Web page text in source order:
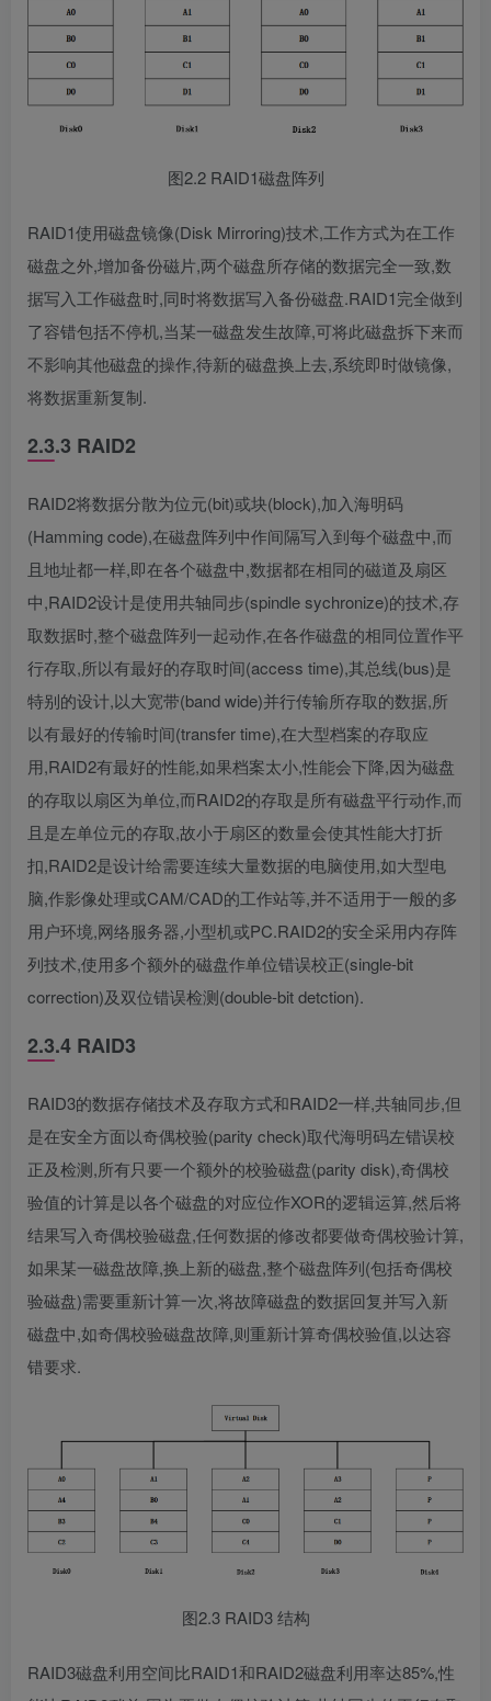
图2.2 RAID1磁盘阵列
RAID1使用磁盘镜像(Disk Mirroring)技术,工作方式为在工作
磁盘之外,增加备份磁片,两个磁盘所存储的数据完全一致,数
据写入工作磁盘时,同时将数据写入备份磁盘.RAID1完全做到
了容错包括不停机,当某一磁盘发生故障,可将此磁盘拆下来而
不影响其他磁盘的操作,待新的磁盘换上去,系统即时做镜像,
将数据重新复制.
2.3.3 RAID2
RAID2将数据分散为位元(bit)或块(block),加入海明码
(Hamming code),在磁盘阵列中作间隔写入到每个磁盘中,而
且地址都一样,即在各个磁盘中,数据都在相同的磁道及扇区
中,RAID2设计是使用共轴同步(spindle sychronize)的技术,存
取数据时,整个磁盘阵列一起动作,在各作磁盘的相同位置作平
行存取,所以有最好的存取时间(access time),其总线(bus)是
特别的设计,以大宽带(band wide)并行传输所存取的数据,所
以有最好的传输时间(transfer time),在大型档案的存取应
用,RAID2有最好的性能,如果档案太小,性能会下降,因为磁盘
的存取以扇区为单位,而RAID2的存取是所有磁盘平行动作,而
且是左单位元的存取,故小于扇区的数量会使其性能大打折
扣,RAID2是设计给需要连续大量数据的电脑使用,如大型电
脑,作影像处理或CAM/CAD的工作站等,并不适用于一般的多
用户环境,网络服务器,小型机或PC.RAID2的安全采用内存阵
列技术,使用多个额外的磁盘作单位错误校正(single-bit
correction)及双位错误检测(double-bit detction).
2.3.4 RAID3
RAID3的数据存储技术及存取方式和RAID2一样,共轴同步,但
是在安全方面以奇偶校验(parity check)取代海明码左错误校
正及检测,所有只要一个额外的校验磁盘(parity disk),奇偶校
验值的计算是以各个磁盘的对应位作XOR的逻辑运算,然后将
结果写入奇偶校验磁盘,任何数据的修改都要做奇偶校验计算,
如果某一磁盘故障,换上新的磁盘,整个磁盘阵列(包括奇偶校
验磁盘)需要重新计算一次,将故障磁盘的数据回复并写入新
磁盘中,如奇偶校验磁盘故障,则重新计算奇偶校验值,以达容
错要求.
图2.3 RAID3 结构
RAID3磁盘利用空间比RAID1和RAID2磁盘利用率达85%,性